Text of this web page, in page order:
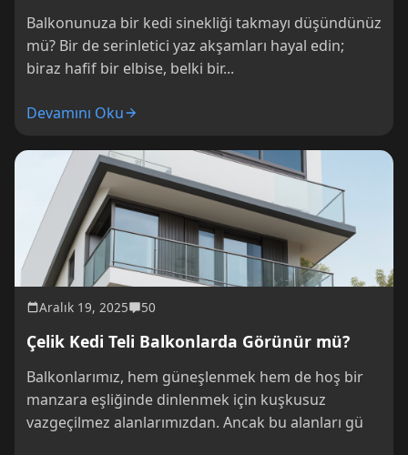
Balkonunuza bir kedi sinekliği takmayı düşündünüz
mü? Bir de serinletici yaz akşamları hayal edin;
biraz hafif bir elbise, belki bir...
Devamını Oku
Aralık 19, 2025 50
Çelik Kedi Teli Balkonlarda Görünür mü?
Balkonlarımız, hem güneşlenmek hem de hoş bir
manzara eşliğinde dinlenmek için kuşkusuz
vazgeçilmez alanlarımızdan. Ancak bu alanları gü